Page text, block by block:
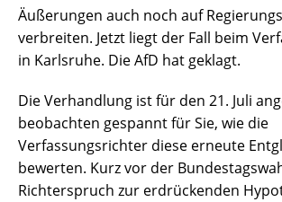
Äußerungen auch noch auf
verbreiten. Jetzt liegt der Fall beim
in Karlsruhe. Die AfD hat geklagt.
Die Verhandlung ist für den 21. Juli
beobachten gespannt für Sie, wie die
Verfassungsrichter diese erneute
bewerten. Kurz vor der
Richterspruch zur erdrückenden